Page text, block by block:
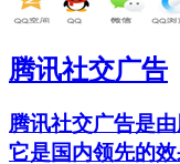
腾讯社交广告
腾讯社交广告是
它是国内领先的